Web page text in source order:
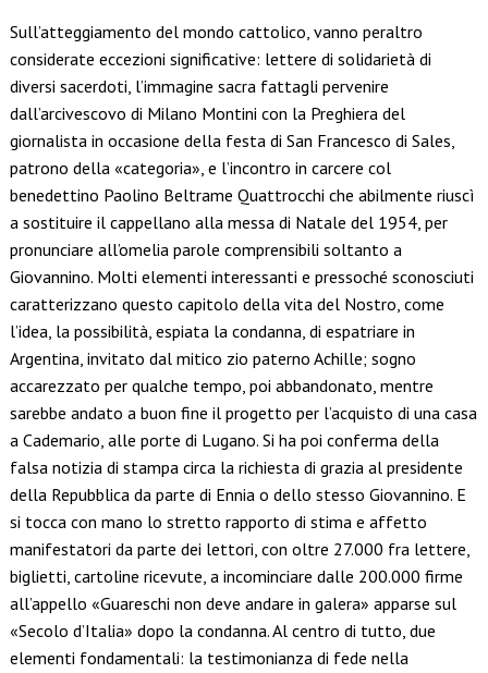
Sull’atteggiamento del mondo cattolico, vanno peraltro
considerate eccezioni significative: lettere di solidarietà di
diversi sacerdoti, l’immagine sacra fattagli pervenire
dall’arcivescovo di Milano Montini con la Preghiera del
giornalista in occasione della festa di San Francesco di Sales,
patrono della «categoria», e l’incontro in carcere col
benedettino Paolino Beltrame Quattrocchi che abilmente riuscì
a sostituire il cappellano alla messa di Natale del 1954, per
pronunciare all’omelia parole comprensibili soltanto a
Giovannino. Molti elementi interessanti e pressoché sconosciuti
caratterizzano questo capitolo della vita del Nostro, come
l’idea, la possibilità, espiata la condanna, di espatriare in
Argentina, invitato dal mitico zio paterno Achille; sogno
accarezzato per qualche tempo, poi abbandonato, mentre
sarebbe andato a buon fine il progetto per l’acquisto di una casa
a Cademario, alle porte di Lugano. Si ha poi conferma della
falsa notizia di stampa circa la richiesta di grazia al presidente
della Repubblica da parte di Ennia o dello stesso Giovannino. E
si tocca con mano lo stretto rapporto di stima e affetto
manifestatori da parte dei lettori, con oltre 27.000 fra lettere,
biglietti, cartoline ricevute, a incominciare dalle 200.000 firme
all’appello «Guareschi non deve andare in galera» apparse sul
«Secolo d’Italia» dopo la condanna. Al centro di tutto, due
elementi fondamentali: la testimonianza di fede nella